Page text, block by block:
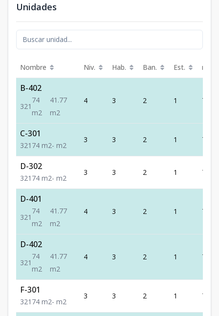
Unidades
Nombre Niv. Hab. Ban. Est. m²
B-402
321
74
m2
41.77
m2
4 3 2 1 74
C-301
321 74 m2- m2
3 3 2 1 74
D-302
321 74 m2- m2
3 3 2 1 74
D-401
321
74
m2
41.77
m2
4 3 2 1 74
D-402
321
74
m2
41.77
m2
4 3 2 1 74
F-301
321 74 m2- m2
3 3 2 1 74